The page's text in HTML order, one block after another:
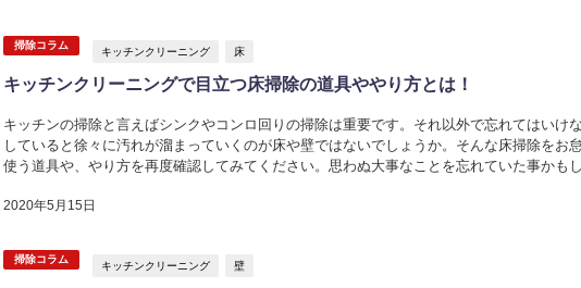
掃除コラム キッチンクリーニング 床
キッチンクリーニングで目立つ床掃除の道具ややり方とは！
2020年5月15日
キッチンの掃除と言えばシンクやコンロ回りの掃除は重要です。それ以外で忘れてはいけ
していると徐々に汚れが溜まっていくのが床や壁ではないでしょうか。そんな床掃除をお
使う道具や、やり方を再度確認してみてください。思わぬ大事なことを忘れていた事かも
掃除コラム キッチンクリーニング 壁